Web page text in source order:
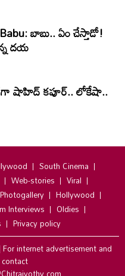
బాబు.. ఏం చేస్తాడో!
ద‌య‌
షాహిద్ కపూర్.. లోకేషా..
South Cinema
Web-stories
Viral
Photogallery
Hollywood
Interviews
Oldies
Privacy policy
For internet advertisement and